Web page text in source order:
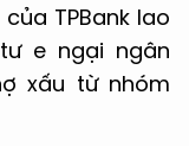
TPBank lao
e ngại ngân
xấu từ nhóm